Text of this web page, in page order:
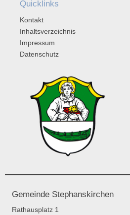
Quicklinks
Kontakt
Inhaltsverzeichnis
Impressum
Datenschutz
Gemeinde Stephanskirchen
Rathausplatz 1